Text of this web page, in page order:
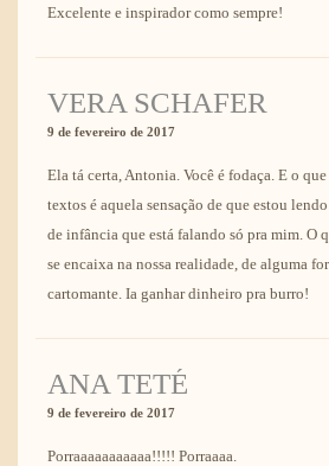
Excelente e inspirador como sempre!
VERA SCHAFER
9 de fevereiro de 2017
Ela tá certa, Antonia. Você é fodaça. E o
textos é aquela sensação de que estou
de infância que está falando só pra mim. O
se encaixa na nossa realidade, de alguma
cartomante. Ia ganhar dinheiro pra burro!
ANA TETÉ
9 de fevereiro de 2017
Porraaaaaaaaaaa!!!!! Porraaaa.